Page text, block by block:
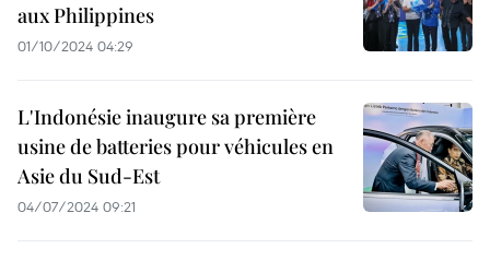
aux Philippines
01/10/2024 04:29
L'Indonésie inaugure sa première
usine de batteries pour véhicules en
Asie du Sud-Est
04/07/2024 09:21